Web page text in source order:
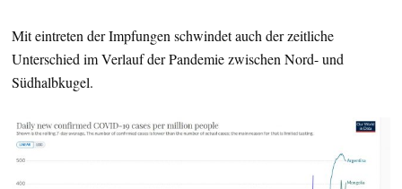
Mit eintreten der Impfungen schwindet auch der zeitliche
Unterschied im Verlauf der Pandemie zwischen Nord- und
Südhalbkugel.